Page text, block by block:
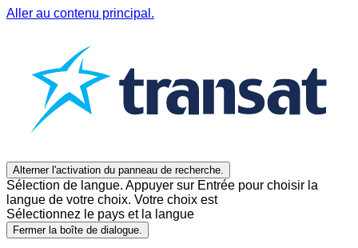
Aller au contenu principal.
Alterner l'activation du panneau de recherche.
Sélection de langue. Appuyer sur Entrée pour choisir la
langue de votre choix. Votre choix est
Sélectionnez le pays et la langue
Fermer la boîte de dialogue.